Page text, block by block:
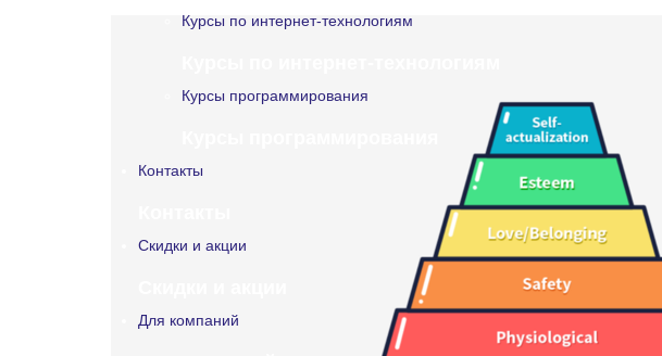
Курсы по интернет-технологиям
Курсы программирования
Контакты
Скидки и акции
Для компаний